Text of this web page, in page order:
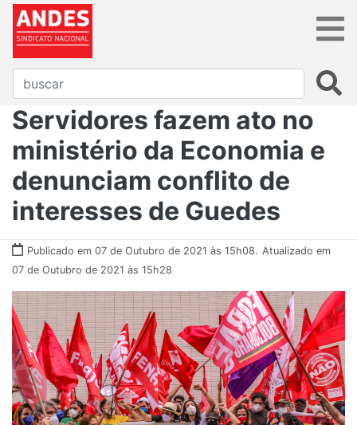
Servidores fazem ato no
ministério da Economia e
denunciam conflito de
interesses de Guedes
Publicado em 07 de Outubro de 2021 às 15h08. Atualizado em
07 de Outubro de 2021 às 15h28